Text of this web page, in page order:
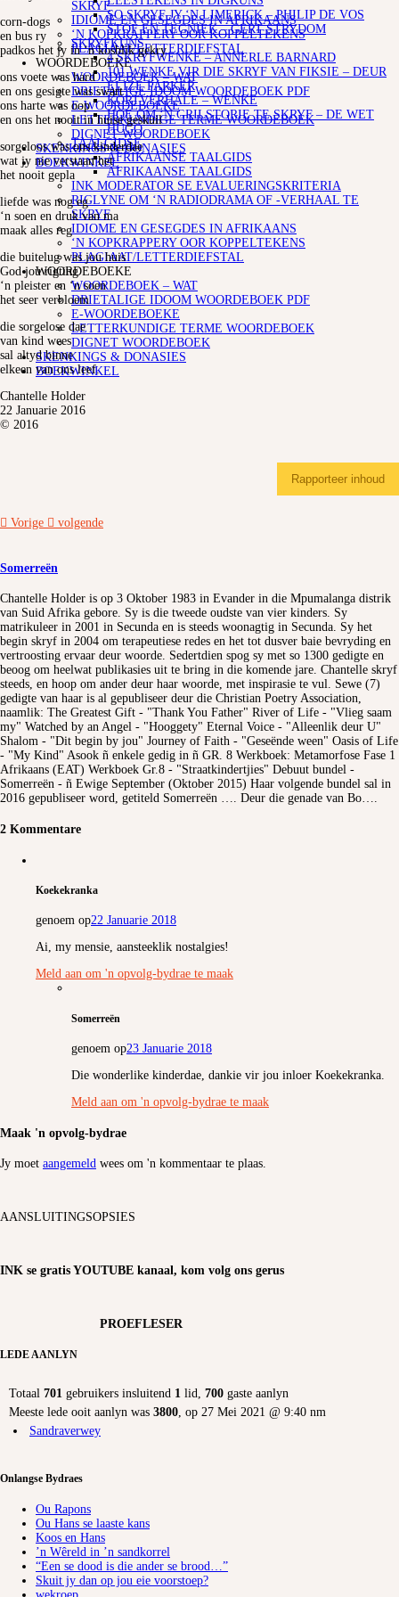
SKRYF
IDIOME EN GESEGDES IN AFRIKAANS
‘N KOPKRAPPERY OOR KOPPELTEKENS
PLAGIAAT/LETTERDIEFSTAL
WOORDEBOEKE
WOORDEBOEK – WAT
DRIETALIGE IDOOM WOORDEBOEK PDF
E-WOORDEBOEKE
LETTERKUNDIGE TERME WOORDEBOEK
DIGNET WOORDEBOEK
SKENKINGS & DONASIES
BOEKWINKEL
SO SKRYF JY ‘N LIMERICK – PHILIP DE VOS
STOF EN TEGNIEK – GERT STRYDOM
SKRYFKUNS
4 SKRYFWENKE – ANNERLE BARNARD
101 WENKE VIR DIE SKRYF VAN FIKSIE – DEUR
ELIZE PARKER
KORTVERHALE – WENKE
HOE OM ‘N GRILSTORIE TE SKRYF – DE WET
HUGO
TAALGIDSE
AFRIKAANSE TAALGIDS
AFRIKAANSE TAALGIDS
INK MODERATOR SE EVALUERINGSKRITERIA
RIGLYNE OM ‘N RADIODRAMA OF -VERHAAL TE
SKRYF
IDIOME EN GESEGDES IN AFRIKAANS
‘N KOPKRAPPERY OOR KOPPELTEKENS
PLAGIAAT/LETTERDIEFSTAL
WOORDEBOEKE
WOORDEBOEK – WAT
DRIETALIGE IDOOM WOORDEBOEK PDF
E-WOORDEBOEKE
LETTERKUNDIGE TERME WOORDEBOEK
DIGNET WOORDEBOEK
SKENKINGS & DONASIES
BOEKWINKEL
corn-dogs
en bus ry
padkos het jy in ‘n kosblik gekry
ons voete was hard
en ons gesigte was swart
ons harte was oop
en ons het nooit in huise geskuil
sorgeloos was ons kinderdae
wat jy nie verstaan het
het nooit gepla
liefde was nog eg
‘n soen en druk van ma
maak alles reg
die buitelug was jou huis
God jou rigting
‘n pleister en ‘n soen
het seer verbloem
die sorgelose dae
van kind wees
sal altyd binne
elkeen van ons leef.
Chantelle Holder
22 Januarie 2016
© 2016
Rapporteer inhoud
Vorige volgende
Somerreën
Chantelle Holder is op 3 Oktober 1983 in Evander in die Mpumalanga distrik
van Suid Afrika gebore. Sy is die tweede oudste van vier kinders. Sy
matrikuleer in 2001 in Secunda en is steeds woonagtig in Secunda. Sy het
begin skryf in 2004 om terapeutiese redes en het tot dusver baie bevryding en
vertroosting ervaar deur woorde. Sedertdien spog sy met so 1300 gedigte en
beoog om heelwat publikasies uit te bring in die komende jare. Chantelle skryf
steeds, en hoop om ander deur haar woorde, met inspirasie te vul. Sewe (7)
gedigte van haar is al gepubliseer deur die Christian Poetry Association,
naamlik: The Greatest Gift - "Thank You Father" River of Life - "Vlieg saam
my" Watched by an Angel - "Hooggety" Eternal Voice - "Alleenlik deur U"
Shalom - "Dit begin by jou" Journey of Faith - "Geseënde ween" Oasis of Life
- "My Kind" Asook ñ enkele gedig in ñ GR. 8 Werkboek: Metamorfose Fase 1
Afrikaans (EAT) Werkboek Gr.8 - "Straatkindertjies" Debuut bundel -
Somerreën - ñ Ewige September (Oktober 2015) Haar volgende bundel sal in
2016 gepubliseer word, getiteld Somerreën …. Deur die genade van Bo….
2 Kommentare
Koekekranka
genoem op22 Januarie 2018
Ai, my mensie, aansteeklik nostalgies!
Meld aan om 'n opvolg-bydrae te maak
Somerreën
genoem op23 Januarie 2018
Die wonderlike kinderdae, dankie vir jou inloer Koekekranka.
Meld aan om 'n opvolg-bydrae te maak
Maak 'n opvolg-bydrae
Jy moet aangemeld wees om 'n kommentaar te plaas.
AANSLUITINGSOPSIES
INK se gratis YOUTUBE kanaal, kom volg ons gerus
PROEFLESER
LEDE AANLYN
Totaal 701 gebruikers insluitend 1 lid, 700 gaste aanlyn
Meeste lede ooit aanlyn was 3800, op 27 Mei 2021 @ 9:40 nm
Sandraverwey
Onlangse Bydraes
Ou Rapons
Ou Hans se laaste kans
Koos en Hans
’n Wêreld in ’n sandkorrel
“Een se dood is die ander se brood…”
Skuit jy dan op jou eie voorstoep?